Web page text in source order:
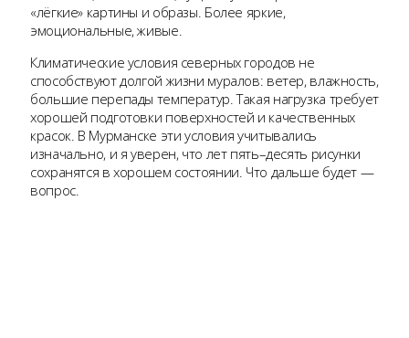
«лёгкие» картины и образы. Более яркие,
эмоциональные, живые.
Климатические условия северных городов не
способствуют долгой жизни муралов: ветер, влажность,
большие перепады температур. Такая нагрузка требует
хорошей подготовки поверхностей и качественных
красок. В Мурманске эти условия учитывались
изначально, и я уверен, что лет пять–десять рисунки
сохранятся в хорошем состоянии. Что дальше будет —
вопрос.